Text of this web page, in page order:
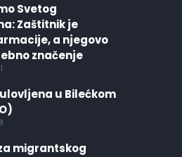
Svetog
Zaštitnik je
a njegovo
značenje
u Bilećkom
migrantskog